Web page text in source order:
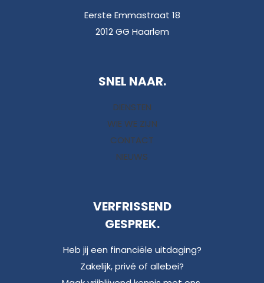
Eerste Emmastraat 18
2012 GG Haarlem
SNEL NAAR.
DIENSTEN
WIE WE ZIJN
CONTACT
NIEUWS
VERFRISSEND
GESPREK.
Heb jij een financiële uitdaging?
Zakelijk, privé of allebei?